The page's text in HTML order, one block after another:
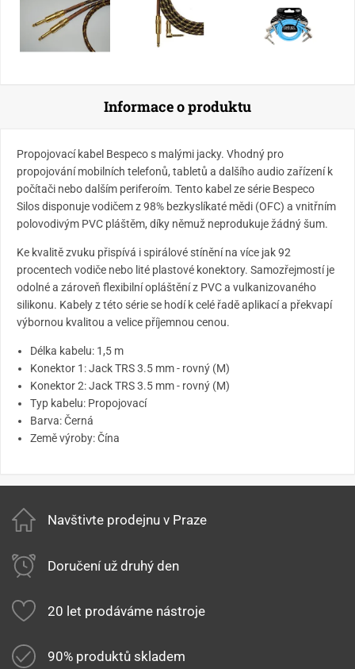
Informace o produktu
Propojovací kabel Bespeco s malými jacky. Vhodný pro
propojování mobilních telefonů, tabletů a dalšího audio zařízení k
počítači nebo dalším periferoím. Tento kabel ze série Bespeco
Silos disponuje vodičem z 98% bezkyslíkaté mědi (OFC) a vnitřním
polovodivým PVC pláštěm, díky němuž neprodukuje žádný šum.
Ke kvalitě zvuku přispívá i spirálové stínění na více jak 92
procentech vodiče nebo lité plastové konektory. Samozřejmostí je
odolné a zároveň flexibilní opláštění z PVC a vulkanizovaného
silikonu. Kabely z této série se hodí k celé řadě aplikací a překvapí
výbornou kvalitou a velice příjemnou cenou.
Délka kabelu: 1,5 m
Konektor 1: Jack TRS 3.5 mm - rovný (M)
Konektor 2: Jack TRS 3.5 mm - rovný (M)
Typ kabelu: Propojovací
Barva: Černá
Země výroby: Čína
Navštivte prodejnu v Praze
Doručení už druhý den
20 let prodáváme nástroje
90% produktů skladem